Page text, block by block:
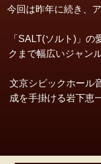
今回は昨年に続き、
「SALT(ソルト)」
クまで幅広いジャン
文京シビックホール
成を手掛ける岩下恵